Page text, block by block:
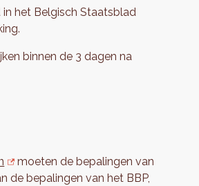
het Belgisch Staatsblad
binnen de 3 dagen na
moeten de bepalingen van
de bepalingen van het BBP,